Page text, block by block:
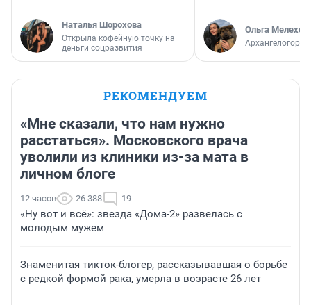
Наталья Шорохова
Открыла кофейную точку на
деньги соцразвития
Ольга
РЕКОМЕНДУЕМ
«Мне сказали, что нам нужно
расстаться». Московского врача
уволили из клиники из-за мата в
личном блоге
12 часов 26 388 19
«Ну вот и всё»: звезда «Дома-2» развелась с
молодым мужем
Знаменитая тикток-блогер, рассказывавшая о борьбе
с редкой формой рака, умерла в возрасте 26 лет